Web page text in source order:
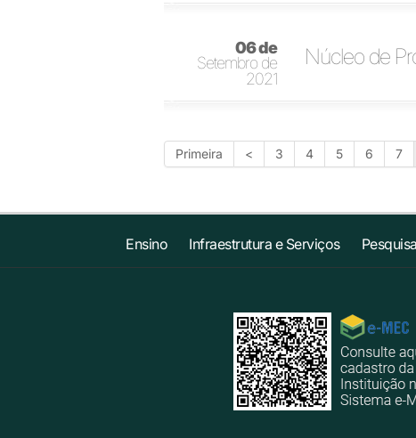
06 de
Setembro de
2021
Núcleo de
Primeira < 3 4 5 6 7
Ensino Infraestrutura e Serviços Pesquisa